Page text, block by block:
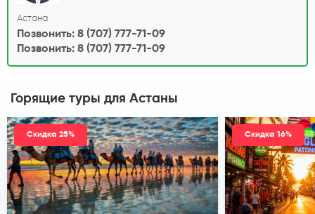
Астана
Позвонить: 8 (707) 777-71-09
Позвонить: 8 (707) 777-71-09
Горящие туры для Астаны
Скидка 25% Скидка 16%